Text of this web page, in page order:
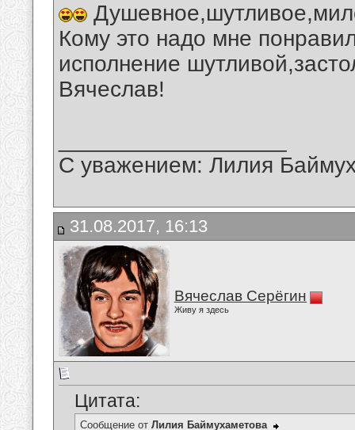
Кому это надо мне
исполнение
Вячеслав!
С уважением: Лилия
31.08.2017, 16:13
Вячеслав Серёгин
Живу я здесь
Цитата:
Сообщение от Лилия Баймухаметова